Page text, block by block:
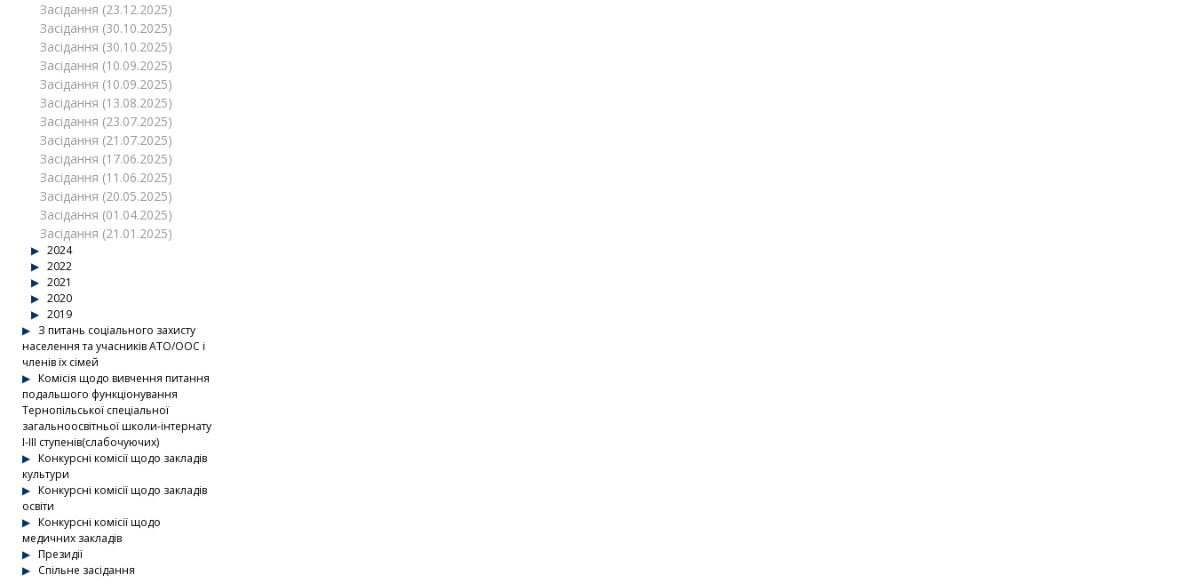
Засідання (23.12.2025)
Засідання (30.10.2025)
Засідання (30.10.2025)
Засідання (10.09.2025)
Засідання (10.09.2025)
Засідання (13.08.2025)
Засідання (23.07.2025)
Засідання (21.07.2025)
Засідання (17.06.2025)
Засідання (11.06.2025)
Засідання (20.05.2025)
Засідання (01.04.2025)
Засідання (21.01.2025)
2024
2022
2021
2020
2019
З питань соціального захисту
населення та учасників АТО/ООС і
членів їх сімей
Комісія щодо вивчення питання
подальшого функціонування
Тернопільської спеціальної
загальноосвітньої школи-інтернату
І-ІІІ ступенів(слабочуючих)
Конкурсні комісії щодо закладів
культури
Конкурсні комісії щодо закладів
освіти
Конкурсні комісії щодо
медичних закладів
Президії
Спільне засідання